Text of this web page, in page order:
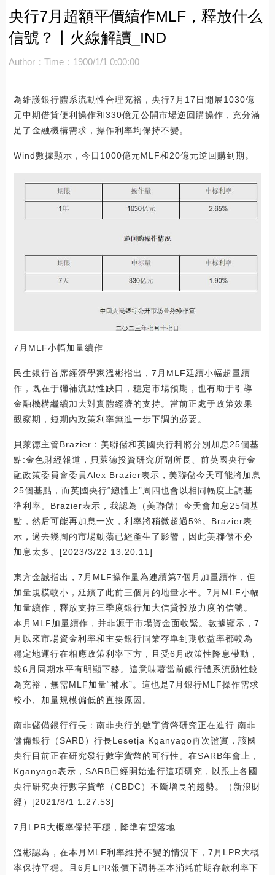
央行7月超額平價續作MLF，釋放什么
信號？丨火線解讀_IND
Author： Time：1900/1/1 0:00:00
為維護銀行體系流動性合理充裕，央行7月17日開展1030億
元中期借貸便利操作和330億元公開市場逆回購操作，充分滿
足了金融機構需求，操作利率均保持不變。
Wind數據顯示，今日1000億元MLF和20億元逆回購到期。
7月MLF小幅加量續作
民生銀行首席經濟學家溫彬指出，7月MLF延續小幅超量續
作，既在于彌補流動性缺口，穩定市場預期，也有助于引導
金融機構繼續加大對實體經濟的支持。當前正處于政策效果
觀察期，短期內政策利率無進一步下調的必要。
貝萊德主管Brazier：美聯儲和英國央行料將分別加息25個基
點:金色財經報道，貝萊德投資研究所副所長、前英國央行金
融政策委員會委員Alex Brazier表示，美聯儲今天可能將加息
25個基點，而英國央行“總體上”周四也會以相同幅度上調基
準利率。Brazier表示，我認為（美聯儲）今天會加息25個基
點，然后可能再加息一次，利率將稍微超過5%。Brazier表
示，過去幾周的市場動蕩已經產生了影響，因此美聯儲不必
加息太多。[2023/3/22 13:20:11]
東方金誠指出，7月MLF操作量為連續第7個月加量續作，但
加量規模較小，延續了此前三個月的地量水平。7月MLF小幅
加量續作，釋放支持三季度銀行加大信貸投放力度的信號。
本月MLF加量續作，并非源于市場資金面收緊。數據顯示，7
月以來市場資金利率和主要銀行同業存單到期收益率都較為
穩定地運行在相應政策利率下方，且受6月政策性降息帶動，
較6月同期水平有明顯下移。這意味著當前銀行體系流動性較
為充裕，無需MLF加量“補水”。這也是7月銀行MLF操作需求
較小、加量規模偏低的直接原因。
南非儲備銀行行長：南非央行的數字貨幣研究正在進行:南非
儲備銀行（SARB）行長Lesetja Kganyago再次證實，該國
央行目前正在研究發行數字貨幣的可行性。在SARB年會上，
Kganyago表示，SARB已經開始進行這項研究，以跟上各國
央行研究央行數字貨幣（CBDC）不斷增長的趨勢。（新浪財
經）[2021/8/1 1:27:53]
7月LPR大概率保持平穩，降準有望落地
溫彬認為，在本月MLF利率維持不變的情況下，7月LPR大概
率保持平穩。且6月LPR報價下調將基本消耗前期存款利率下